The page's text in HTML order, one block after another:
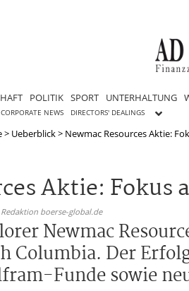
POLITIK SPORT UNTERHALTUNG
CORPORATE NEWS DIRECTORS' DEALINGS
> Ueberblick> Newmac Resources Aktie:
Aktie: Fokus
boerse-global.de
Newmac
Columbia. Der
Funde sowie